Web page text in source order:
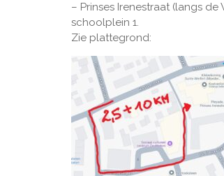
– Prinses Irenestraat (langs
schoolplein 1.
Zie plattegrond: